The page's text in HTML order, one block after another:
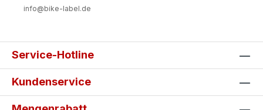
info@bike-label.de
Service-Hotline
Kundenservice